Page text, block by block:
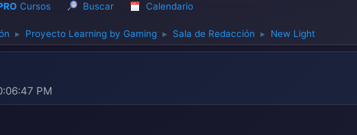
Cursos Buscar Calendario
► Proyecto Learning by Gaming ► Sala de Redacción ► New Light
PM